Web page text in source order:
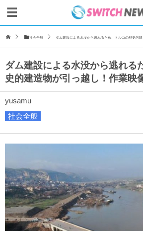
社会全般 ダム建設による水没から逃れるため、トルコの歴史的
ダム建設による水没から逃れる
史的建造物が引っ越し！作業映
yusamu
社会全般